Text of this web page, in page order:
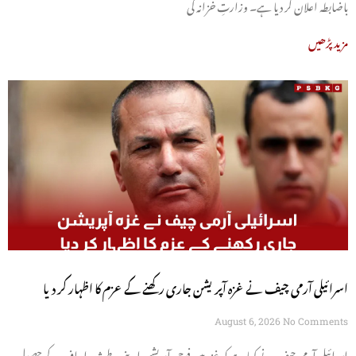
مزید پڑھیں
اسرائیلی آرمی چیف نے غزہ آپریشن جاری رکھنے کے عزم کا اظہار کر دیا
August 6, 2026 No Comments